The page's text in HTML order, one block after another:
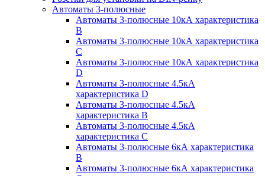
Автоматы 3-полюсные
Автоматы 3-полюсные 10кА характеристика
B
Автоматы 3-полюсные 10кА характеристика
C
Автоматы 3-полюсные 10кА характеристика
D
Автоматы 3-полюсные 4.5кА
характеристика D
Автоматы 3-полюсные 4.5кА
характеристика В
Автоматы 3-полюсные 4.5кА
характеристика С
Автоматы 3-полюсные 6кА характеристика
B
Автоматы 3-полюсные 6кА характеристика